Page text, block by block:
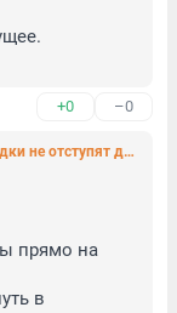
+0 –0
Петербург продолжает заваливать снегом. Осадки не отступят до начала рабочей недели (видео, фото)
прямо на
в